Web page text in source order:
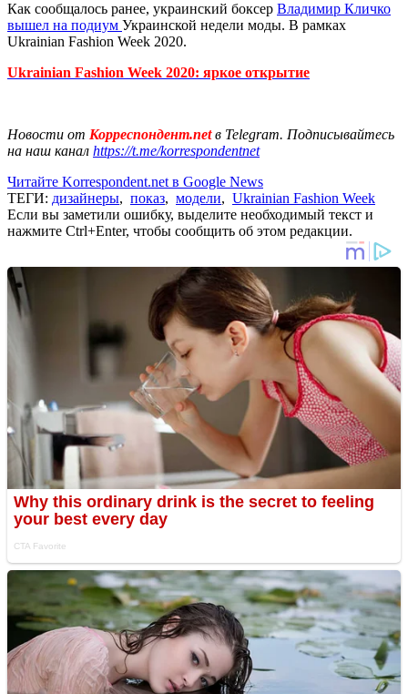
Как сообщалось ранее, украинский боксер Владимир Кличко
вышел на подиум Украинской недели моды. В рамках
Ukrainian Fashion Week 2020.
Ukrainian Fashion Week 2020: яркое открытие
Новости от Корреспондент.netв Telegram. Подписывайтесь
на наш канал https://t.me/korrespondentnet
Читайте Korrespondent.net в Google News
ТЕГИ: дизайнеры, показ, модели, Ukrainian Fashion Week
Если вы заметили ошибку, выделите необходимый текст и
нажмите Ctrl+Enter, чтобы сообщить об этом редакции.